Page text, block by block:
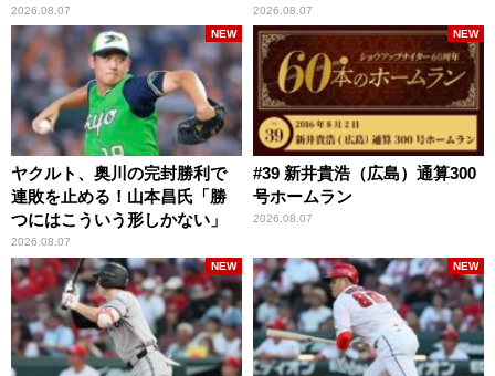
2026.08.07
断を評価
2026.08.07
ヤクルト、奥川の完封勝利で
連敗を止める！山本昌氏「勝
つにはこういう形しかない」
2026.08.07
NEW
#39 新井貴浩（広島）通算300
号ホームラン
2026.08.07
NEW
NEW NEW